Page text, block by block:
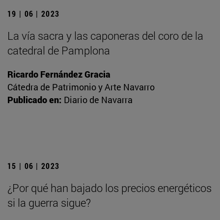
19 | 06 | 2023
La vía sacra y las caponeras del coro de la
catedral de Pamplona
Ricardo Fernández Gracia
Cátedra de Patrimonio y Arte Navarro
Publicado en: Diario de Navarra
15 | 06 | 2023
¿Por qué han bajado los precios energéticos
si la guerra sigue?